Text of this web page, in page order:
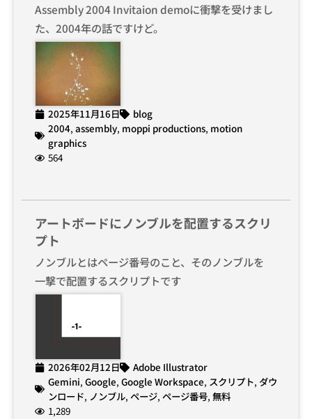
Assembly 2004 Invitaion demoに衝撃を受けまし
た、2004年の話ですけど。
2025年11月16日
blog
2004, assembly, moppi productions, motion
graphics
564
アートボードにノンブルを配置するスクリ
プト
ノンブルとはページ番号のこと、そのノンブルを
一撃で配置するスクリプトです
2026年02月12日
Adobe Illustrator
Gemini, Google, Google Workspace, スクリプト, ダウ
ンロード, ノンブル, ページ, ページ番号, 無料
1,289